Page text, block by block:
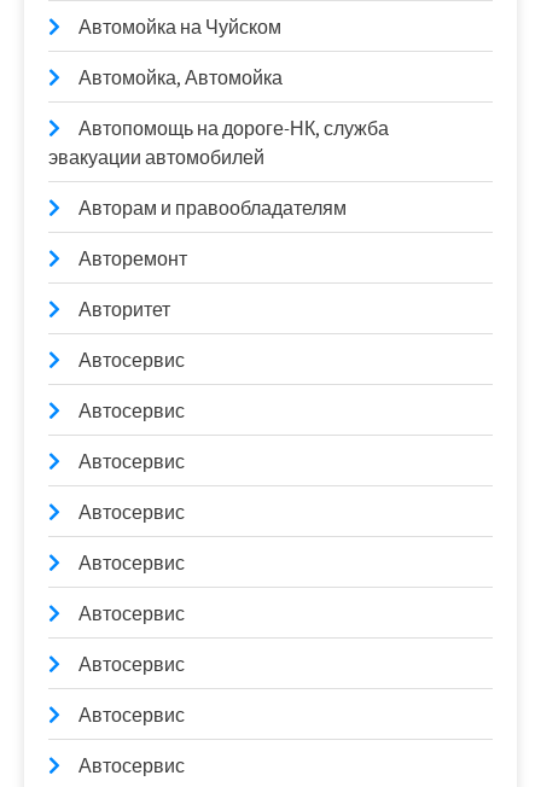
Автомойка на Чуйском
Автомойка, Автомойка
Автопомощь на дороге-НК, служба
эвакуации автомобилей
Авторам и правообладателям
Авторемонт
Авторитет
Автосервис
Автосервис
Автосервис
Автосервис
Автосервис
Автосервис
Автосервис
Автосервис
Автосервис